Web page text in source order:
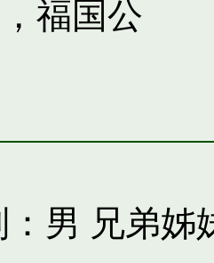
福国公
：男 兄弟姊